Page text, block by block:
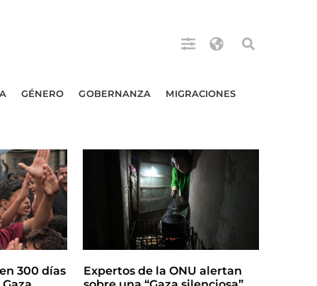
GÉNERO GOBERNANZA MIGRACIONES
300 días
Expertos de la ONU alertan